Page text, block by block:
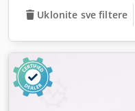
Uklonite sve filtere